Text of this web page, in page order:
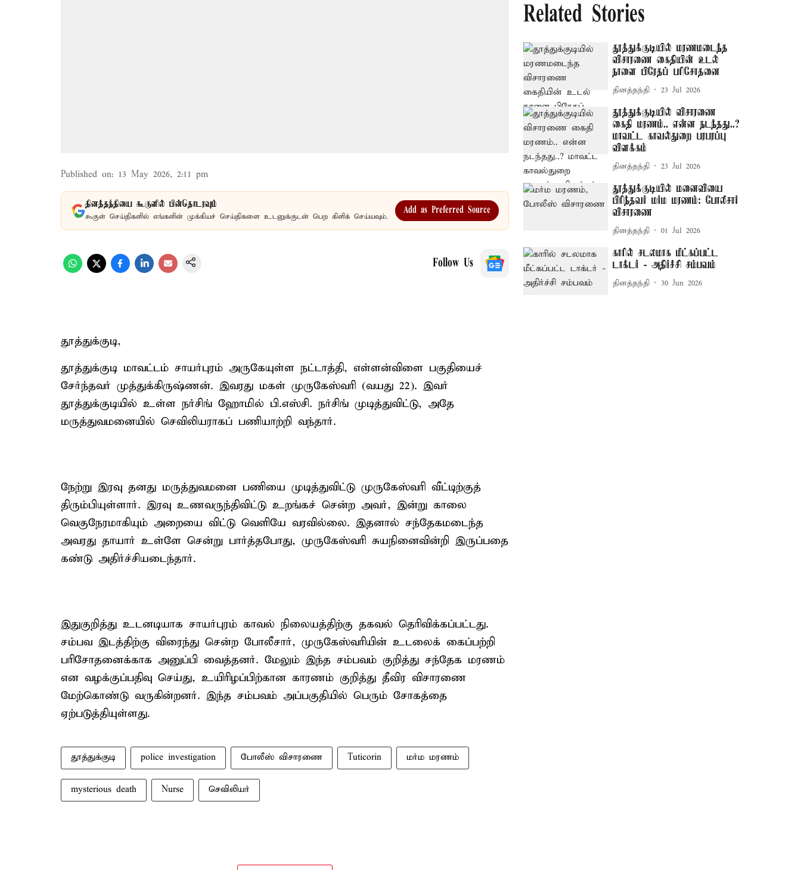
Published on: 13 May 2026, 2:11 pm
தினத்தந்தியை கூகுளில் பின்தொடரவும்
கூகுள் செய்திகளில் எங்களின் முக்கியச் செய்திகளை உடனுக்குடன் பெற கிளிக் செய்யவும்.
Add as Preferred Source
Follow Us
தூத்துக்குடி,
தூத்துக்குடி மாவட்டம் சாயர்புரம் அருகேயுள்ள நட்டாத்தி, எள்ளன்விளை பகுதியைச்
சேர்ந்தவர் முத்துக்கிருஷ்ணன். இவரது மகள் முருகேஸ்வரி (வயது 22). இவர்
தூத்துக்குடியில் உள்ள நர்சிங் ஹோமில் பி.எஸ்சி. நர்சிங் முடித்துவிட்டு, அதே
மருத்துவமனையில் செவிலியராகப் பணியாற்றி வந்தார்.
நேற்று இரவு தனது மருத்துவமனை பணியை முடித்துவிட்டு முருகேஸ்வரி வீட்டிற்குத்
திரும்பியுள்ளார். இரவு உணவருந்திவிட்டு உறங்கச் சென்ற அவர், இன்று காலை
வெகுநேரமாகியும் அறையை விட்டு வெளியே வரவில்லை. இதனால் சந்தேகமடைந்த
அவரது தாயார் உள்ளே சென்று பார்த்தபோது, முருகேஸ்வரி சுயநினைவின்றி இருப்பதை
கண்டு அதிர்ச்சியடைந்தார்.
இதுகுறித்து உடனடியாக சாயர்புரம் காவல் நிலையத்திற்கு தகவல் தெரிவிக்கப்பட்டது.
சம்பவ இடத்திற்கு விரைந்து சென்ற போலீசார், முருகேஸ்வரியின் உடலைக் கைப்பற்றி
பரிசோதனைக்காக அனுப்பி வைத்தனர். மேலும் இந்த சம்பவம் குறித்து சந்தேக மரணம்
என வழக்குப்பதிவு செய்து, உயிரிழப்பிற்கான காரணம் குறித்து தீவிர விசாரணை
மேற்கொண்டு வருகின்றனர். இந்த சம்பவம் அப்பகுதியில் பெரும் சோகத்தை
ஏற்படுத்தியுள்ளது.
தூத்துக்குடி police investigation போலீஸ் விசாரணை Tuticorin மர்ம மரணம்
mysterious death Nurse செவிலியர்
Related Stories
தூத்துக்குடியில் மரணமடைந்த
விசாரணை கைதியின் உடல்
நாளை பிரேதப் பரிசோதனை
தினத்தந்தி 23 Jul 2026
தூத்துக்குடியில் விசாரணை
கைதி மரணம்.. என்ன நடந்தது..?
மாவட்ட காவல்துறை பரபரப்பு
விளக்கம்
தினத்தந்தி 23 Jul 2026
தூத்துக்குடியில் மனைவியை
பிரிந்தவர் மர்ம மரணம்: போலீசார்
விசாரணை
தினத்தந்தி 01 Jul 2026
காரில் சடலமாக மீட்கப்பட்ட
டாக்டர் - அதிர்ச்சி சம்பவம்
தினத்தந்தி 30 Jun 2026